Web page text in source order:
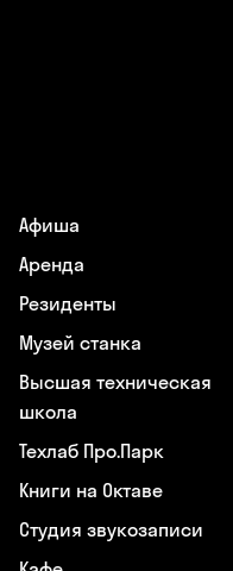
Афиша
Аренда
Резиденты
Музей станка
Высшая техническая
школа
Техлаб Про.Парк
Книги на Октаве
Студия звукозаписи